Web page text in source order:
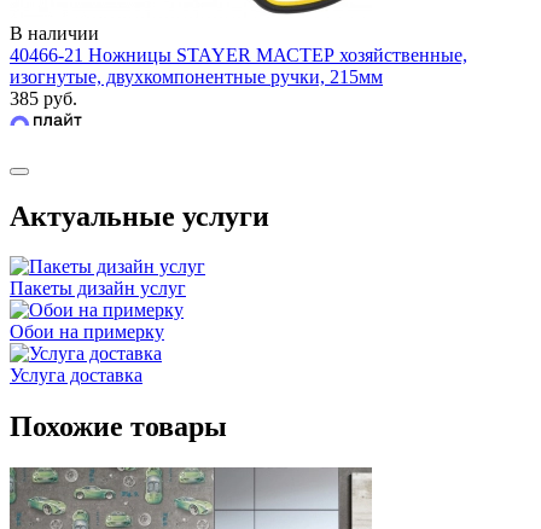
В наличии
40466-21 Ножницы STAYER МАСТЕР хозяйственные,
изогнутые, двухкомпонентные ручки, 215мм
385 руб.
Актуальные услуги
Пакеты дизайн услуг
Обои на примерку
Услуга доставка
Похожие товары